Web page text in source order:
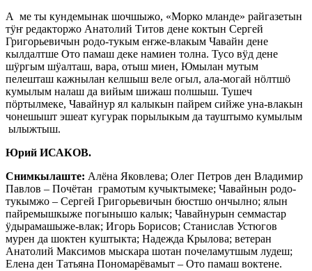
А ме ты кундемынак шочшыжо, «Морко мланде» райгазетын
тӱҥ редакторжо Анатолий Титов дене коктын Сергей
Григорьевичын родо-тукым еҥже-влакым Чавайн дене
кылдалтше Ото памаш деке намиен толна. Тусо вӱд дене
шӱргым шӱалташ, вара, отыш миен, Юмылан мутым
пелешташ кажнылан келшыш веле огыл, ала-могай нӧлтшӧ
кумылым налаш да вийым шижаш полшыш. Тушеч
пӧртылмеке, Чавайнур ял калыкын пайрем сийже уна-влакын
чонешышт эшеат кугурак порылыкым да тауштымо кумылым
ылыжтыш.
Юрий ИСАКОВ.
Снимкылаште: Алёна Яковлева; Олег Петров ден Владимир
Павлов – Почётан грамотым кучыктымеке; Чавайнын родо-
тукымжо – Сергей Григорьевичын бюстшо ончылно; ялын
пайремышкыже погынышо калык; Чавайнурын семмастар
ӱдырамашыже-влак; Игорь Борисов; Станислав Устюгов
мурен да шоктен куштыкта; Надежда Крылова; ветеран
Анатолий Максимов мыскара шотан почеламутшым лудеш;
Елена ден Татьяна Пономарёвамыт – Ото памаш воктене.